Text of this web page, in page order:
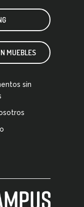
MUEBLES
sin